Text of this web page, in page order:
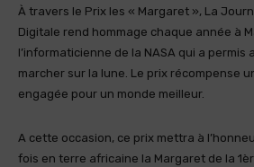
À travers le Prix les « Margaret », La
Digitale rend hommage chaque année à
l’informaticienne de la NASA qui a permis
marcher sur la lune. Le prix récompense
engagée pour un monde meilleur.
A cette occasion, ce prix mettra à
fois en terre africaine la Margaret de la